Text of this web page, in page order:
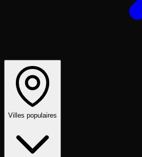
Villes populaires